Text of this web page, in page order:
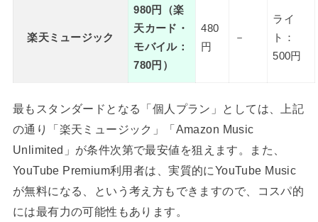
楽天ミュージック
980円（楽
天カード・
モバイル：
780円）
480
円
－
ライ
ト：
500円
最もスタンダードとなる「個人プラン」としては、上記
の通り「楽天ミュージック」「Amazon Music
Unlimited」が条件次第で最安値を狙えます。また、
YouTube Premium利用者は、実質的にYouTube Music
が無料になる、という考え方もできますので、コスパ的
には最有力の可能性もあります。